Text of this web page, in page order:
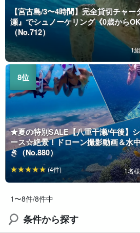
【宮古島/3〜4時間】完全貸切チャ
瀬』でシュノーケリング《0歳から
（No.712）
1
★夏の特別SALE【八重干瀬/午後】
ース☆絶景！ドローン撮影動画＆水
き（No.880）
1名
(4件)
1〜8件/8件中
条件から探す